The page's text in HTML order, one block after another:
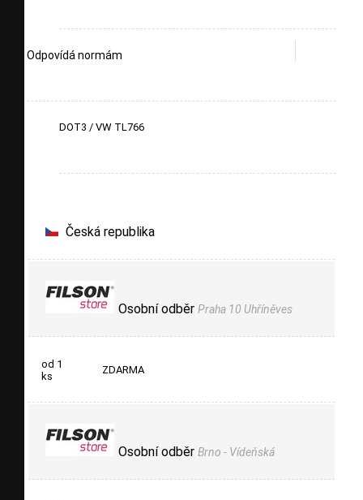
Odpovídá normám
DOT3 / VW TL766
Česká republika
Osobní odběr Praha 10 Uhříněves
od 1
ks
ZDARMA
Osobní odběr Brno - Vídeňská